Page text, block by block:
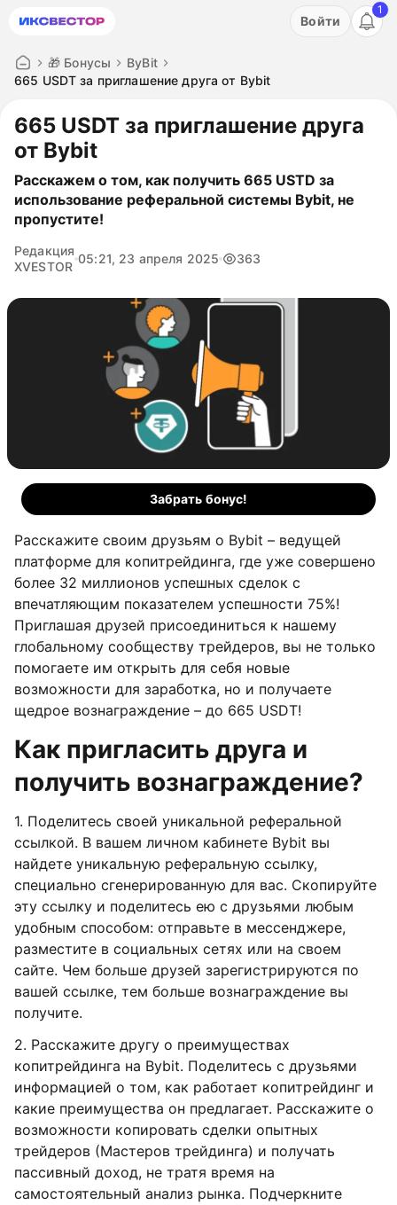
Акция: бесплатный пробный период на 3 дня!
Войти
1
🎁 Бонусы
ByBit
665 USDT за приглашение друга от Bybit
665 USDT за приглашение друга
от Bybit
Расскажем о том, как получить 665 USTD за
использование реферальной системы Bybit, не
пропустите!
Редакция
XVESTOR
05:21, 23 апреля 2025 363
Забрать бонус!
Расскажите своим друзьям о Bybit – ведущей
платформе для копитрейдинга, где уже совершено
более 32 миллионов успешных сделок с
впечатляющим показателем успешности 75%!
Приглашая друзей присоединиться к нашему
глобальному сообществу трейдеров, вы не только
помогаете им открыть для себя новые
возможности для заработка, но и получаете
щедрое вознаграждение – до 665 USDT!
Как пригласить друга и
получить вознаграждение?
1. Поделитесь своей уникальной реферальной
ссылкой. В вашем личном кабинете Bybit вы
найдете уникальную реферальную ссылку,
специально сгенерированную для вас. Скопируйте
эту ссылку и поделитесь ею с друзьями любым
удобным способом: отправьте в мессенджере,
разместите в социальных сетях или на своем
сайте. Чем больше друзей зарегистрируются по
вашей ссылке, тем больше вознаграждение вы
получите.
2. Расскажите другу о преимуществах
копитрейдинга на Bybit. Поделитесь с друзьями
информацией о том, как работает копитрейдинг и
какие преимущества он предлагает. Расскажите о
возможности копировать сделки опытных
трейдеров (Мастеров трейдинга) и получать
пассивный доход, не тратя время на
самостоятельный анализ рынка. Подчеркните